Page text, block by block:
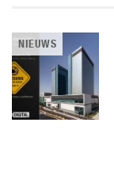
NIEUWS